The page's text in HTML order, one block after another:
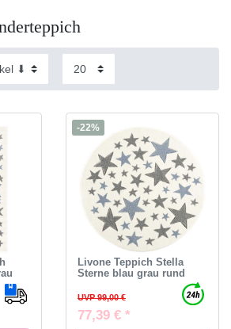
-22%
Livone Teppich Stella
Sterne blau grau rund
UVP 99,00 €
77,39 € *